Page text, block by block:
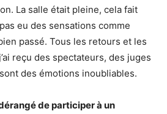
La salle était pleine, cela fait
eu des sensations comme
passé. Tous les retours et les
reçu des spectateurs, des juges
des émotions inoubliables.
de participer à un